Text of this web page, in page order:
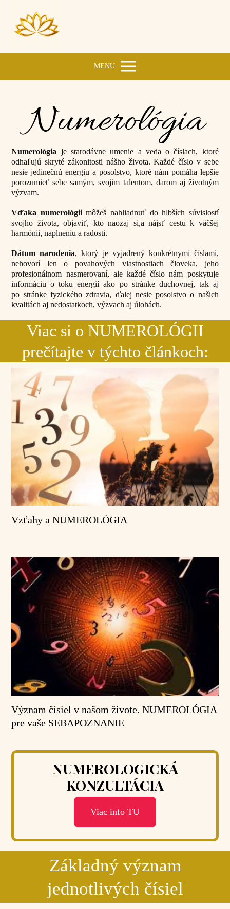
MENU
Numerológia
Numerológia je starodávne umenie a veda o číslach, ktoré
odhaľujú skryté zákonitosti nášho života. Každé číslo v sebe
nesie jedinečnú energiu a posolstvo, ktoré nám pomáha lepšie
porozumieť sebe samým, svojim talentom, darom aj životným
výzvam.
Vďaka numerológiimôžeš nahliadnuť do hlbších súvislostí
svojho života, objaviť, kto naozaj si,a nájsť cestu k väčšej
harmónii, naplneniu a radosti.
Dátum narodenia, ktorý je vyjadrený konkrétnymi číslami,
nehovorí len o povahových vlastnostiach človeka, jeho
profesionálnom nasmerovaní, ale každé číslo nám poskytuje
informáciu o toku energií ako po stránke duchovnej, tak aj
po stránke fyzického zdravia, ďalej nesie posolstvo o našich
kvalitách aj nedostatkoch, výzvach aj úlohách.
Viac si o NUMEROLÓGII
prečítajte v týchto článkoch:
Vzťahy a NUMEROLÓGIA
Význam čísiel v našom živote. NUMEROLÓGIA
pre vaše SEBAPOZNANIE
NUMEROLOGICKÁ
KONZULTÁCIA
Viac info TU
Základný význam
jednotlivých čísiel